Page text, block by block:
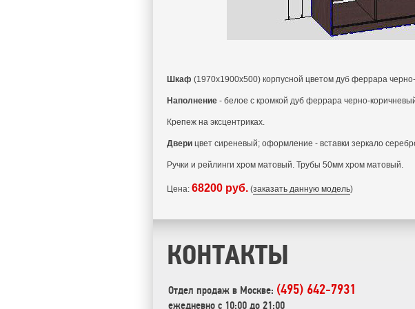
Шкаф (1970x1900x500) корпусной цветом дуб феррара
Наполнение - белое с кромкой дуб феррара черно-
Крепеж на эксцентриках.
Двери цвет сиреневый; оформление - вставки зеркало
Ручки и рейлинги хром матовый. Трубы 50мм хром матовый.
Цена: 68200 руб. (заказать данную модель)
КОНТАКТЫ
Отдел продаж в Москве: (495) 642-7931
ежедневно с 10:00 до 21:00